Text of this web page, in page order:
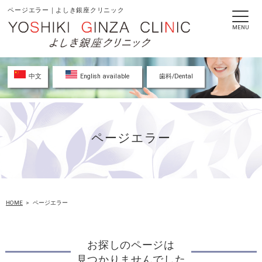
ページエラー｜よしき銀座クリニック
中文 English available 歯科/Dental
ページエラー
HOME ページエラー
お探しのページは
見つかりませんでした
MENU